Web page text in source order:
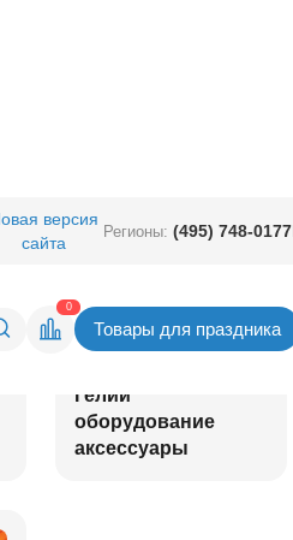
версия
сайта
Регионы: (495) 748-0177
0
Товары для праздника
Гелий
оборудование
аксессуары